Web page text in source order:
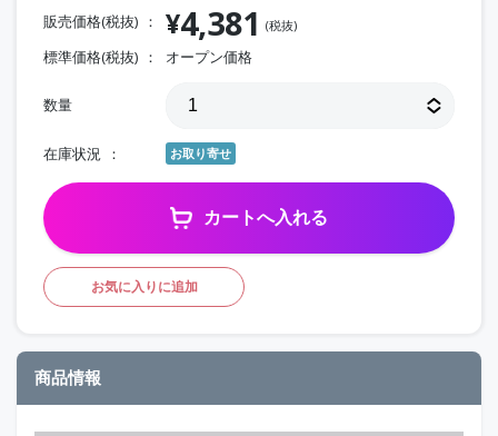
販売価格(税抜) ¥4,381 (税抜)
標準価格(税抜) オープン価格
数量
在庫状況 お取り寄せ
カートへ入れる
お気に入りに追加
商品情報